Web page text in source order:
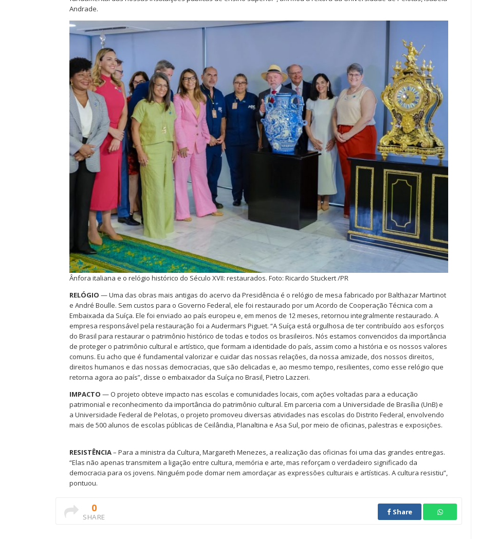
Andrade.
Ânfora italiana e o relógio histórico do Século XVII: restaurados. Foto: Ricardo Stuckert /PR
RELÓGIO — Uma das obras mais antigas do acervo da Presidência é o relógio de mesa fabricado por Balthazar Martinot
e André Boulle. Sem custos para o Governo Federal, ele foi restaurado por um Acordo de Cooperação Técnica com a
Embaixada da Suíça. Ele foi enviado ao país europeu e, em menos de 12 meses, retornou integralmente restaurado. A
empresa responsável pela restauração foi a Audermars Piguet. “A Suíça está orgulhosa de ter contribuído aos esforços
do Brasil para restaurar o patrimônio histórico de todas e todos os brasileiros. Nós estamos convencidos da importância
de proteger o patrimônio cultural e artístico, que formam a identidade do país, assim como a história e os nossos valores
comuns. Eu acho que é fundamental valorizar e cuidar das nossas relações, da nossa amizade, dos nossos direitos,
direitos humanos e das nossas democracias, que são delicadas e, ao mesmo tempo, resilientes, como esse relógio que
retorna agora ao país”, disse o embaixador da Suíça no Brasil, Pietro Lazzeri.
IMPACTO — O projeto obteve impacto nas escolas e comunidades locais, com ações voltadas para a educação
patrimonial e reconhecimento da importância do patrimônio cultural. Em parceria com a Universidade de Brasília (UnB) e
a Universidade Federal de Pelotas, o projeto promoveu diversas atividades nas escolas do Distrito Federal, envolvendo
mais de 500 alunos de escolas públicas de Ceilândia, Planaltina e Asa Sul, por meio de oficinas, palestras e exposições.
RESISTÊNCIA– Para a ministra da Cultura, Margareth Menezes, a realização das oficinas foi uma das grandes entregas.
“Elas não apenas transmitem a ligação entre cultura, memória e arte, mas reforçam o verdadeiro significado da
democracia para os jovens. Ninguém pode domar nem amordaçar as expressões culturais e artísticas. A cultura resistiu”,
pontuou.
0
SHARE
Share